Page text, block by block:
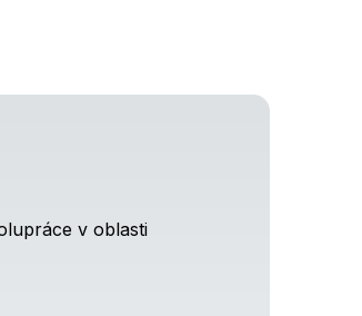
v oblasti